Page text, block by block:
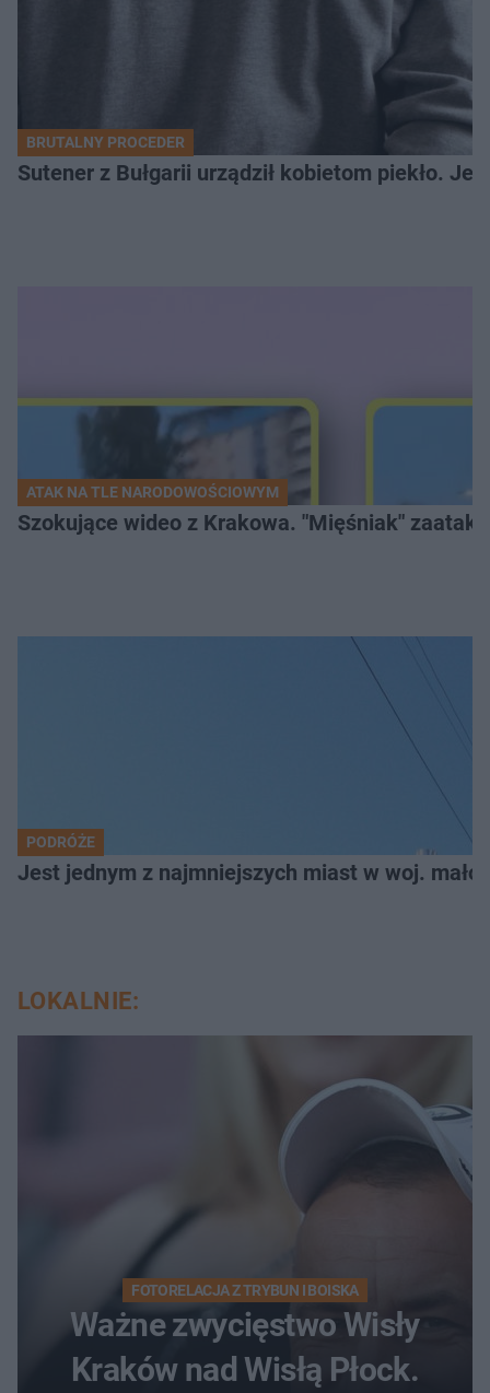
BRUTALNY PROCEDER
Sutener z Bułgarii urządził kobietom piekło.
ATAK NA TLE NARODOWOŚCIOWYM
Szokujące wideo z Krakowa. "Mięśniak"
PODRÓŻE
Jest jednym z najmniejszych miast w woj.
LOKALNIE:
FOTORELACJA Z TRYBUN I BOISKA
Ważne zwycięstwo Wisły
Kraków nad Wisłą Płock.